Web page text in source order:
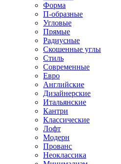
Форма
П-образные
Угловые
Прямые
Радиусные
Скошенные углы
Стиль
Современные
Евро
Английские
Дизайнерские
Итальянские
Кантри
Классические
Лофт
Модерн
Прованс
Неоклассика